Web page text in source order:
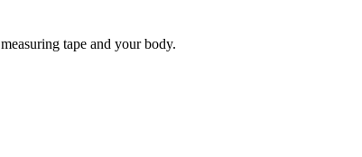
tape and your body.